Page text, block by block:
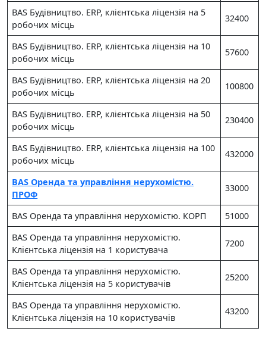
BAS Будівництво. ERP, клієнтська ліцензія на 5
робочих місць
32400
BAS Будівництво. ERP, клієнтська ліцензія на 10
робочих місць
57600
BAS Будівництво. ERP, клієнтська ліцензія на 20
робочих місць
100800
BAS Будівництво. ERP, клієнтська ліцензія на 50
робочих місць
230400
BAS Будівництво. ERP, клієнтська ліцензія на 100
робочих місць
432000
BAS Оренда та управління нерухомістю.
ПРОФ
33000
BAS Оренда та управління нерухомістю. КОРП
51000
BAS Оренда та управління нерухомістю.
Клієнтська ліцензія на 1 користувача
7200
BAS Оренда та управління нерухомістю.
Клієнтська ліцензія на 5 користувачів
25200
BAS Оренда та управління нерухомістю.
Клієнтська ліцензія на 10 користувачів
43200